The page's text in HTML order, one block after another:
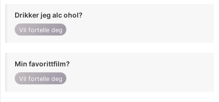
Drikker jeg alc ohol?
Vil fortelle deg
Min favorittfilm?
Vil fortelle deg